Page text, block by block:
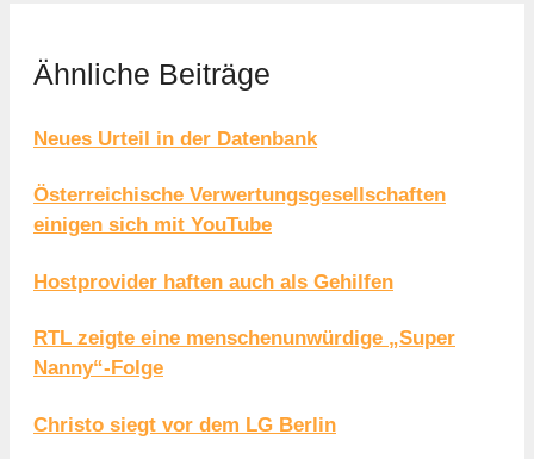
Ähnliche Beiträge
Neues Urteil in der Datenbank
Österreichische Verwertungsgesellschaften
einigen sich mit YouTube
Hostprovider haften auch als Gehilfen
RTL zeigte eine menschenunwürdige „Super
Nanny“-Folge
Christo siegt vor dem LG Berlin